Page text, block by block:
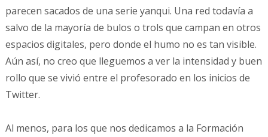
parecen sacados de una serie yanqui. Una red todavía a
salvo de la mayoría de bulos o trols que campan en otros
espacios digitales, pero donde el humo no es tan visible.
Aún así, no creo que lleguemos a ver la intensidad y buen
rollo que se vivió entre el profesorado en los inicios de
Twitter.
Al menos, para los que nos dedicamos a la Formación